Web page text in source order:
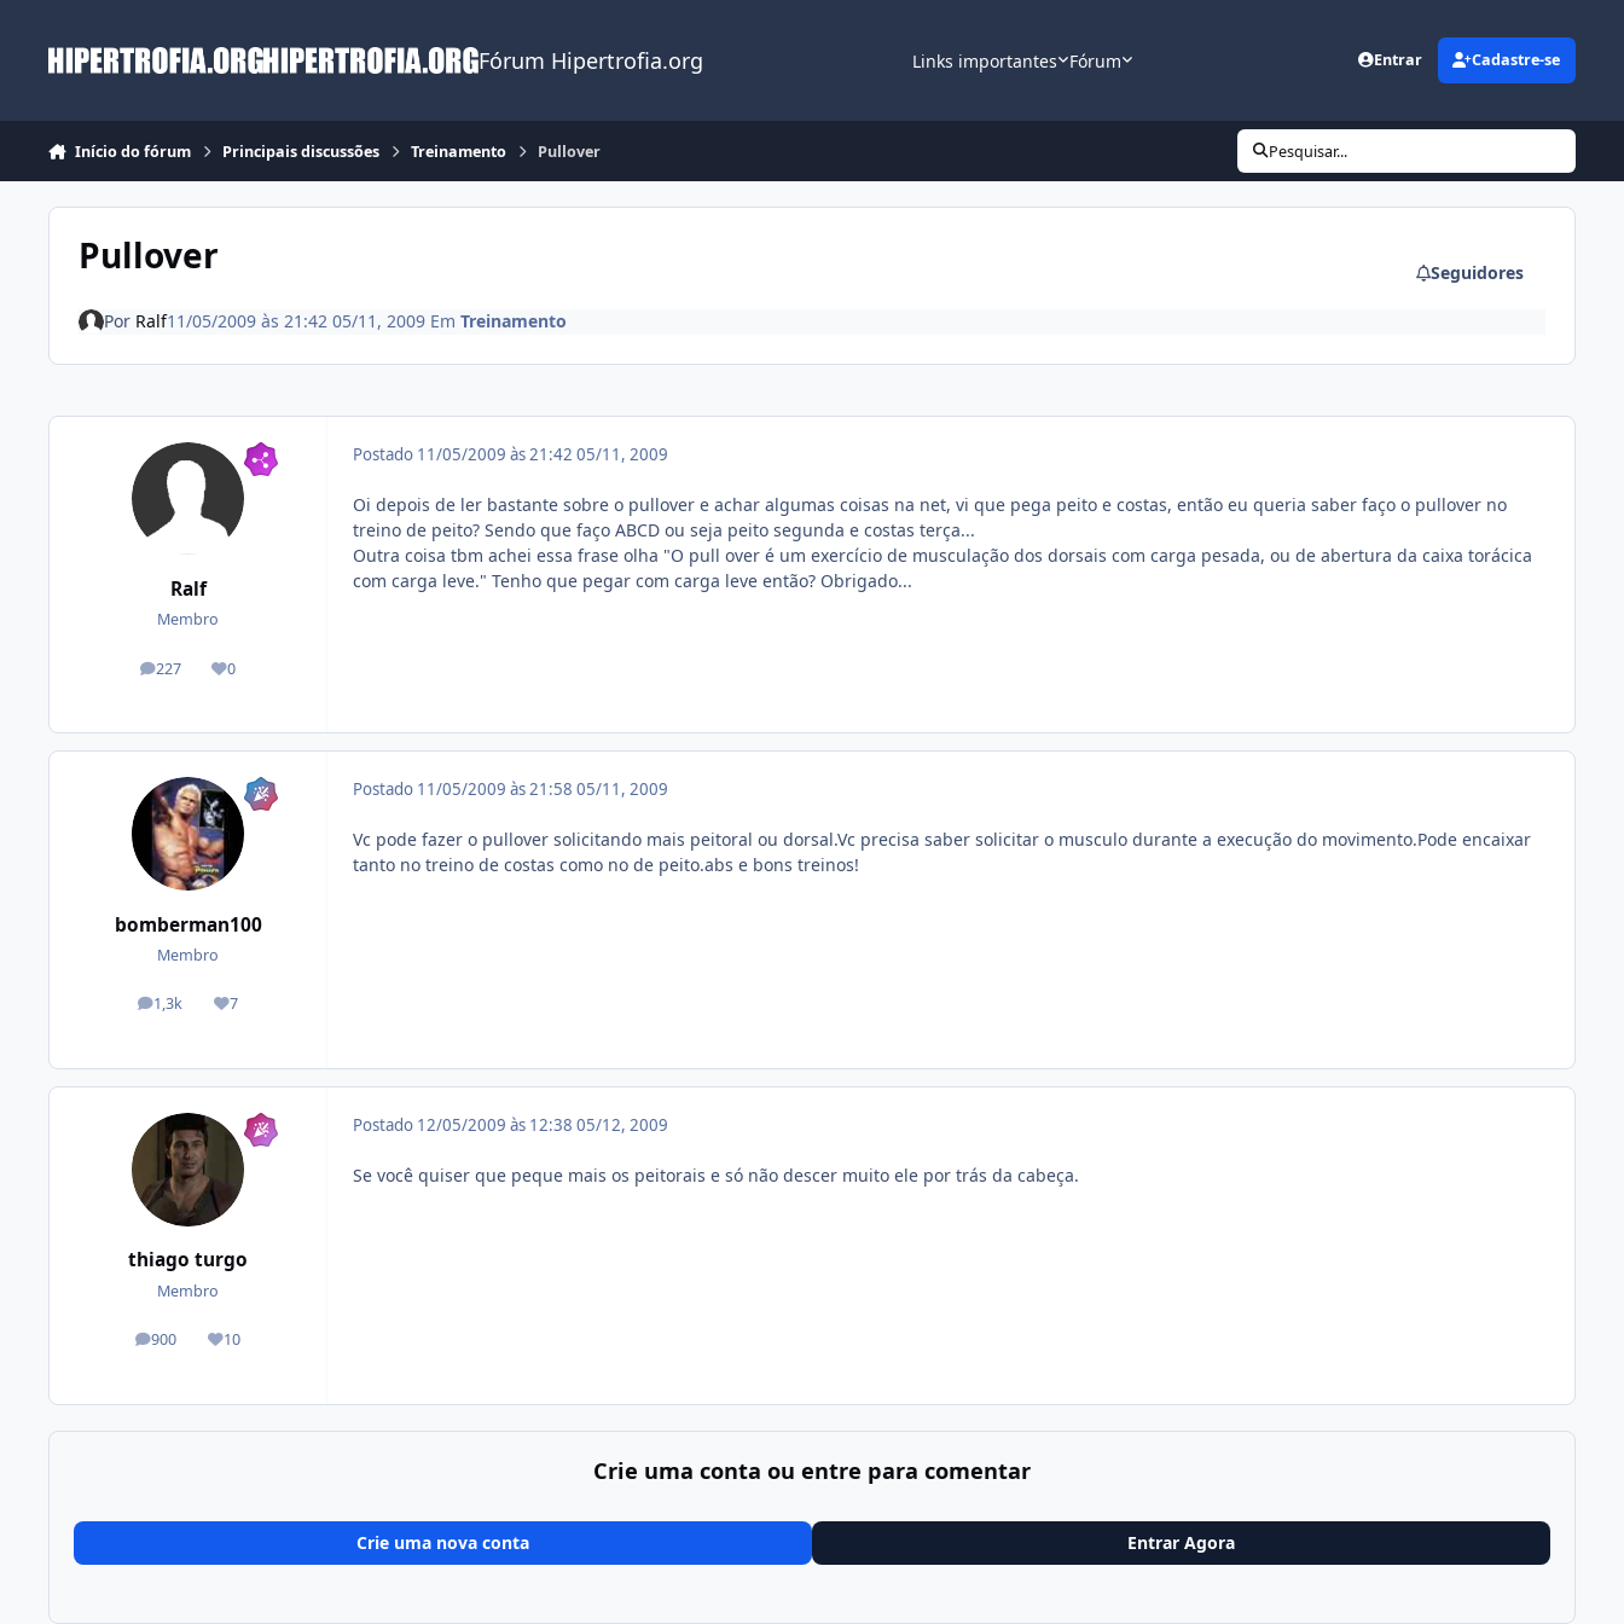
Fórum Hipertrofia.org Links importantes Fórum Entrar Cadastre-se
Início do fórum Principais discussões Treinamento Pullover Pesquisar...
Pullover Seguidores
Por Ralf11/05/2009 às 21:42 05/11, 2009 Em Treinamento
Ralf
Membro
227
posts 0
Reputação
Postado 11/05/2009 às 21:42 05/11, 2009
Oi depois de ler bastante sobre o pullover e achar algumas coisas na net, vi que pega peito e costas, então eu queria saber faço o pullover no
treino de peito? Sendo que faço ABCD ou seja peito segunda e costas terça...
Outra coisa tbm achei essa frase olha "O pull over é um exercício de musculação dos dorsais com carga pesada, ou de abertura da caixa torácica
com carga leve." Tenho que pegar com carga leve então? Obrigado...
bomberman100
Membro
1,3k
posts 7
Reputação
Postado 11/05/2009 às 21:58 05/11, 2009
Vc pode fazer o pullover solicitando mais peitoral ou dorsal.Vc precisa saber solicitar o musculo durante a execução do movimento.Pode encaixar
tanto no treino de costas como no de peito.abs e bons treinos!
thiago turgo
Membro
900
posts 10
Reputação
Postado 12/05/2009 às 12:38 05/12, 2009
Se você quiser que peque mais os peitorais e só não descer muito ele por trás da cabeça.
Crie uma conta ou entre para comentar
Crie uma nova conta Entrar Agora